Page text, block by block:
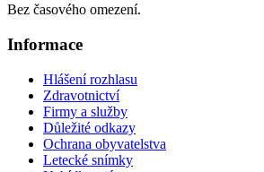
Bez časového omezení.
Informace
Hlášení rozhlasu
Zdravotnictví
Firmy a služby
Důležité odkazy
Ochrana obyvatelstva
Letecké snímky